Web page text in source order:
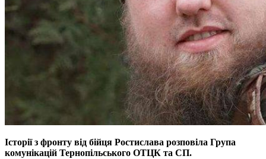
Історії з фронту від бійця Ростислава розповіла Група
комунікацій Тернопільського ОТЦК та СП.